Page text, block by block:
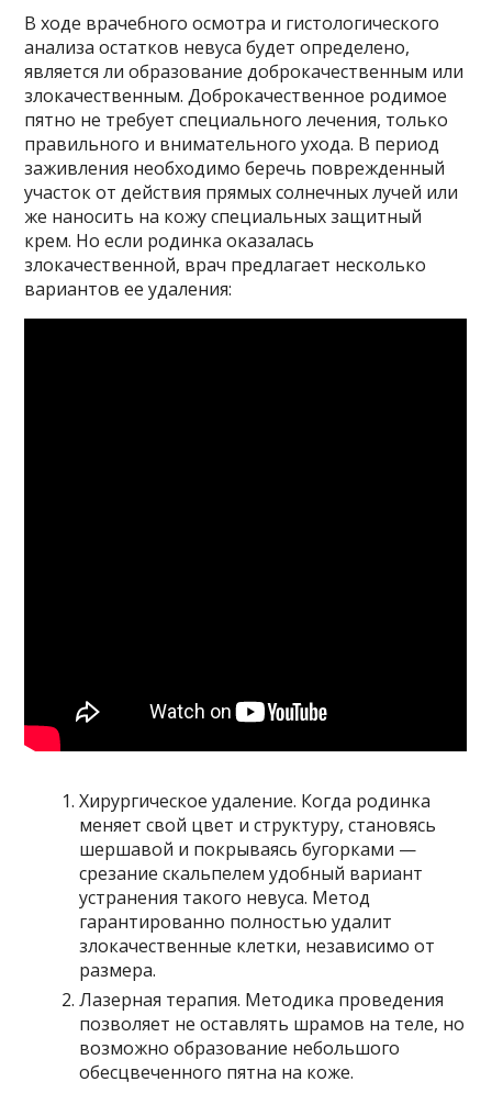
В ходе врачебного осмотра и гистологического
анализа остатков невуса будет определено,
является ли образование доброкачественным или
злокачественным. Доброкачественное родимое
пятно не требует специального лечения, только
правильного и внимательного ухода. В период
заживления необходимо беречь поврежденный
участок от действия прямых солнечных лучей или
же наносить на кожу специальных защитный
крем. Но если родинка оказалась
злокачественной, врач предлагает несколько
вариантов ее удаления:
Хирургическое удаление. Когда родинка
меняет свой цвет и структуру, становясь
шершавой и покрываясь бугорками —
срезание скальпелем удобный вариант
устранения такого невуса. Метод
гарантированно полностью удалит
злокачественные клетки, независимо от
размера.
Лазерная терапия. Методика проведения
позволяет не оставлять шрамов на теле, но
возможно образование небольшого
обесцвеченного пятна на коже.